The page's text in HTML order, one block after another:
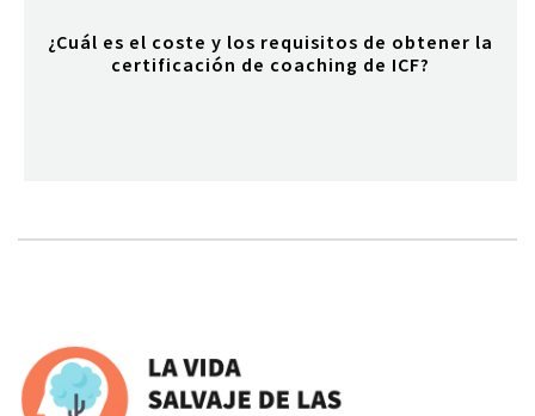
¿Cuál es el coste y los requisitos de obtener la
certificación de coaching de ICF?